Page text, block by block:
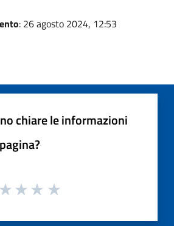
: 26 agosto 2024, 12:53
chiare le informazioni